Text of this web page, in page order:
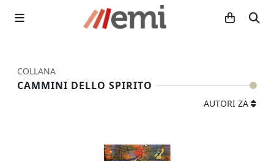
COLLANA
CAMMINI DELLO SPIRITO
AUTORI ZA